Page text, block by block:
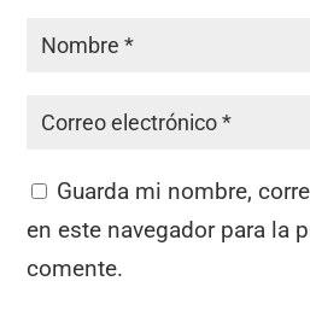
Guarda mi nombre,
en este navegador para la
comente.